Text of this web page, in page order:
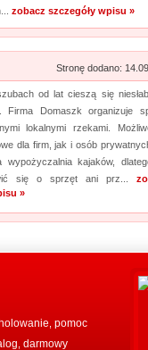
zobacz szczegóły wpisu »
Stronę dodano:
od lat cieszą się
Firma Domaszk organizuje
lokalnymi rzekami.
dla firm, jak i osób
wypożyczalnia kajaków,
się o sprzęt ani prz...
»
holowanie pomoc
darmowy